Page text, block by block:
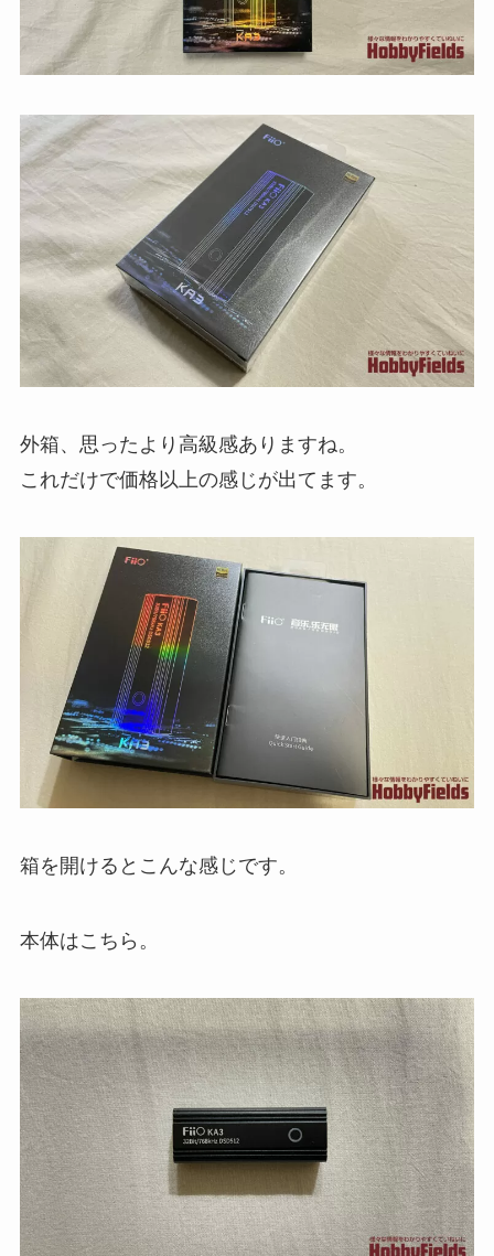
外箱、思ったより高級感ありますね。
これだけで価格以上の感じが出てます。
箱を開けるとこんな感じです。
本体はこちら。